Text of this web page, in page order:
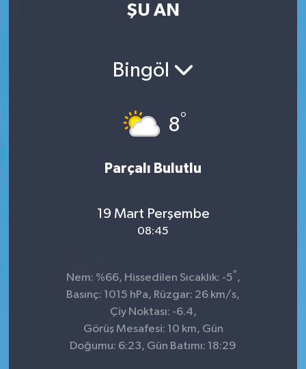
ŞU AN
Bingöl
8°
Parçalı Bulutlu
19 Mart Perşembe
08:45
Nem: %66, Hissedilen Sıcaklık: -5° ,
Basınç: 1015 hPa, Rüzgar: 26 km/s,
Çiy Noktası: -6.4,
Görüş Mesafesi: 10 km, Gün
Doğumu: 6:23, Gün Batımı: 18:29